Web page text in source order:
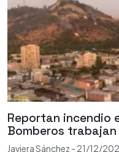
Reportan incendio
Bomberos trabajan
Javiera Sánchez - 21/12/